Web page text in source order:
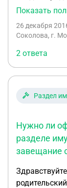
прописана я,
что я имею
Показать
26 декабря
Соколова, г.
2 ответа
Раздел
Нужно ли
разделе
завещание